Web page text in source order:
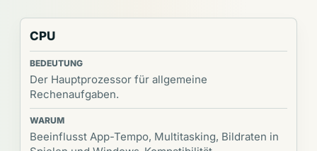
CPU
Der Hauptprozessor für allgemeine
Rechenaufgaben.
Beeinflusst App-Tempo, Multitasking, Bildraten in